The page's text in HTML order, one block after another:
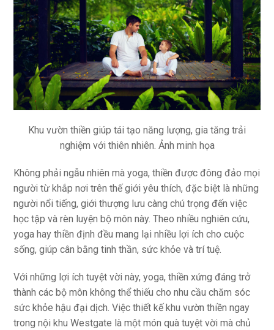
Khu vườn thiền giúp tái tạo năng lượng, gia tăng trải
nghiệm với thiên nhiên. Ảnh minh họa
Không phải ngẫu nhiên mà yoga, thiền được đông đảo mọi
người từ khắp nơi trên thế giới yêu thích, đặc biệt là những
người nổi tiếng, giới thượng lưu càng chú trọng đến việc
học tập và rèn luyện bộ môn này. Theo nhiều nghiên cứu,
yoga hay thiền định đều mang lại nhiều lợi ích cho cuộc
sống, giúp cân bằng tinh thần, sức khỏe và trí tuệ.
Với những lợi ích tuyệt vời này, yoga, thiền xứng đáng trở
thành các bộ môn không thể thiếu cho nhu cầu chăm sóc
sức khỏe hậu đại dịch. Việc thiết kế khu vườn thiền ngay
trong nội khu Westgate là một món quà tuyệt vời mà chủ